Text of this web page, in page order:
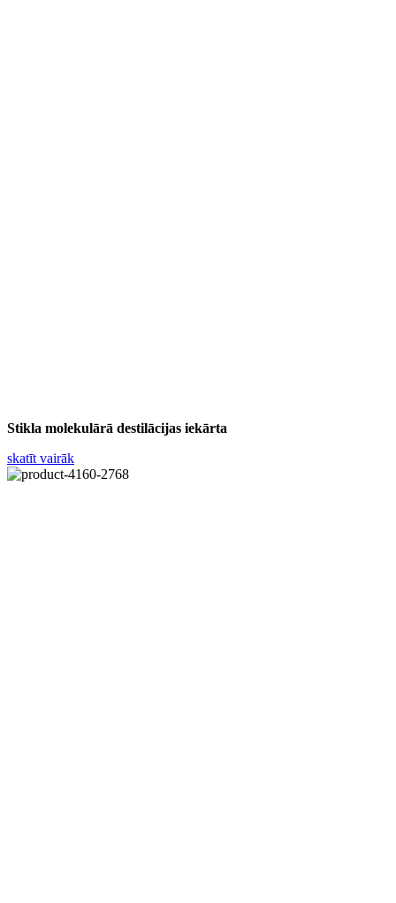
Stikla molekulārā destilācijas iekārta
skatīt vairāk